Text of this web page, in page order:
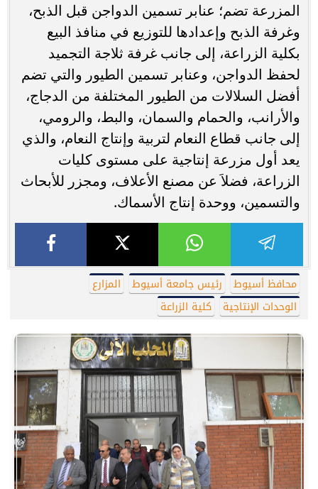
المزرعة تضم؛ عنابر تسمين الدواجن قبل الذبح،
وغرفة الذبح وإعدادها للتوزيع في منافذ البيع
بكلية الزراعة، إلى جانب غرفة ثلاجة التجميد
لحفظ الدواجن، وعنابر تسمين الطيور والتي تضم
أفضل السلالات من الطيور المختلفة من الدجاج،
والأرانب، والحمام والسمان، والبط، والرومي،
إلى جانب قطاع النعام لتربية وإنتاج النعام، والذي
يعد أول مزرعة إنتاجية على مستوى كليات
الزراعة، فضلاَ عن مصنع الأعلاف، ومجزر للأبحاث
والتسمين، ووحدة إنتاج الأسماك.
محافظ أسيوط رئيس جامعة أسيوط
المزارع
الوحدات الإنتاجية
كلية الزراعة